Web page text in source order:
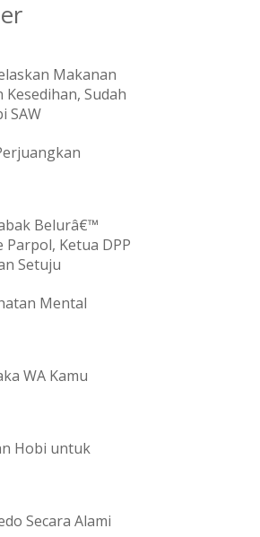
Makanan
Sudah
SAW
Belurâ€™
Parpol, Ketua DPP
Setuju
Mental
WA Kamu
Hobi untuk
Secara Alami